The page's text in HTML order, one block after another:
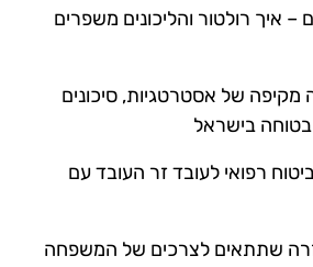
– איך רולטור והליכונים משפרים
מקיפה של אסטרטגיות, סיכונים
בטוחה בישראל
רפואי לעובד זר העובד עם
שתתאים לצרכים של המשפחה